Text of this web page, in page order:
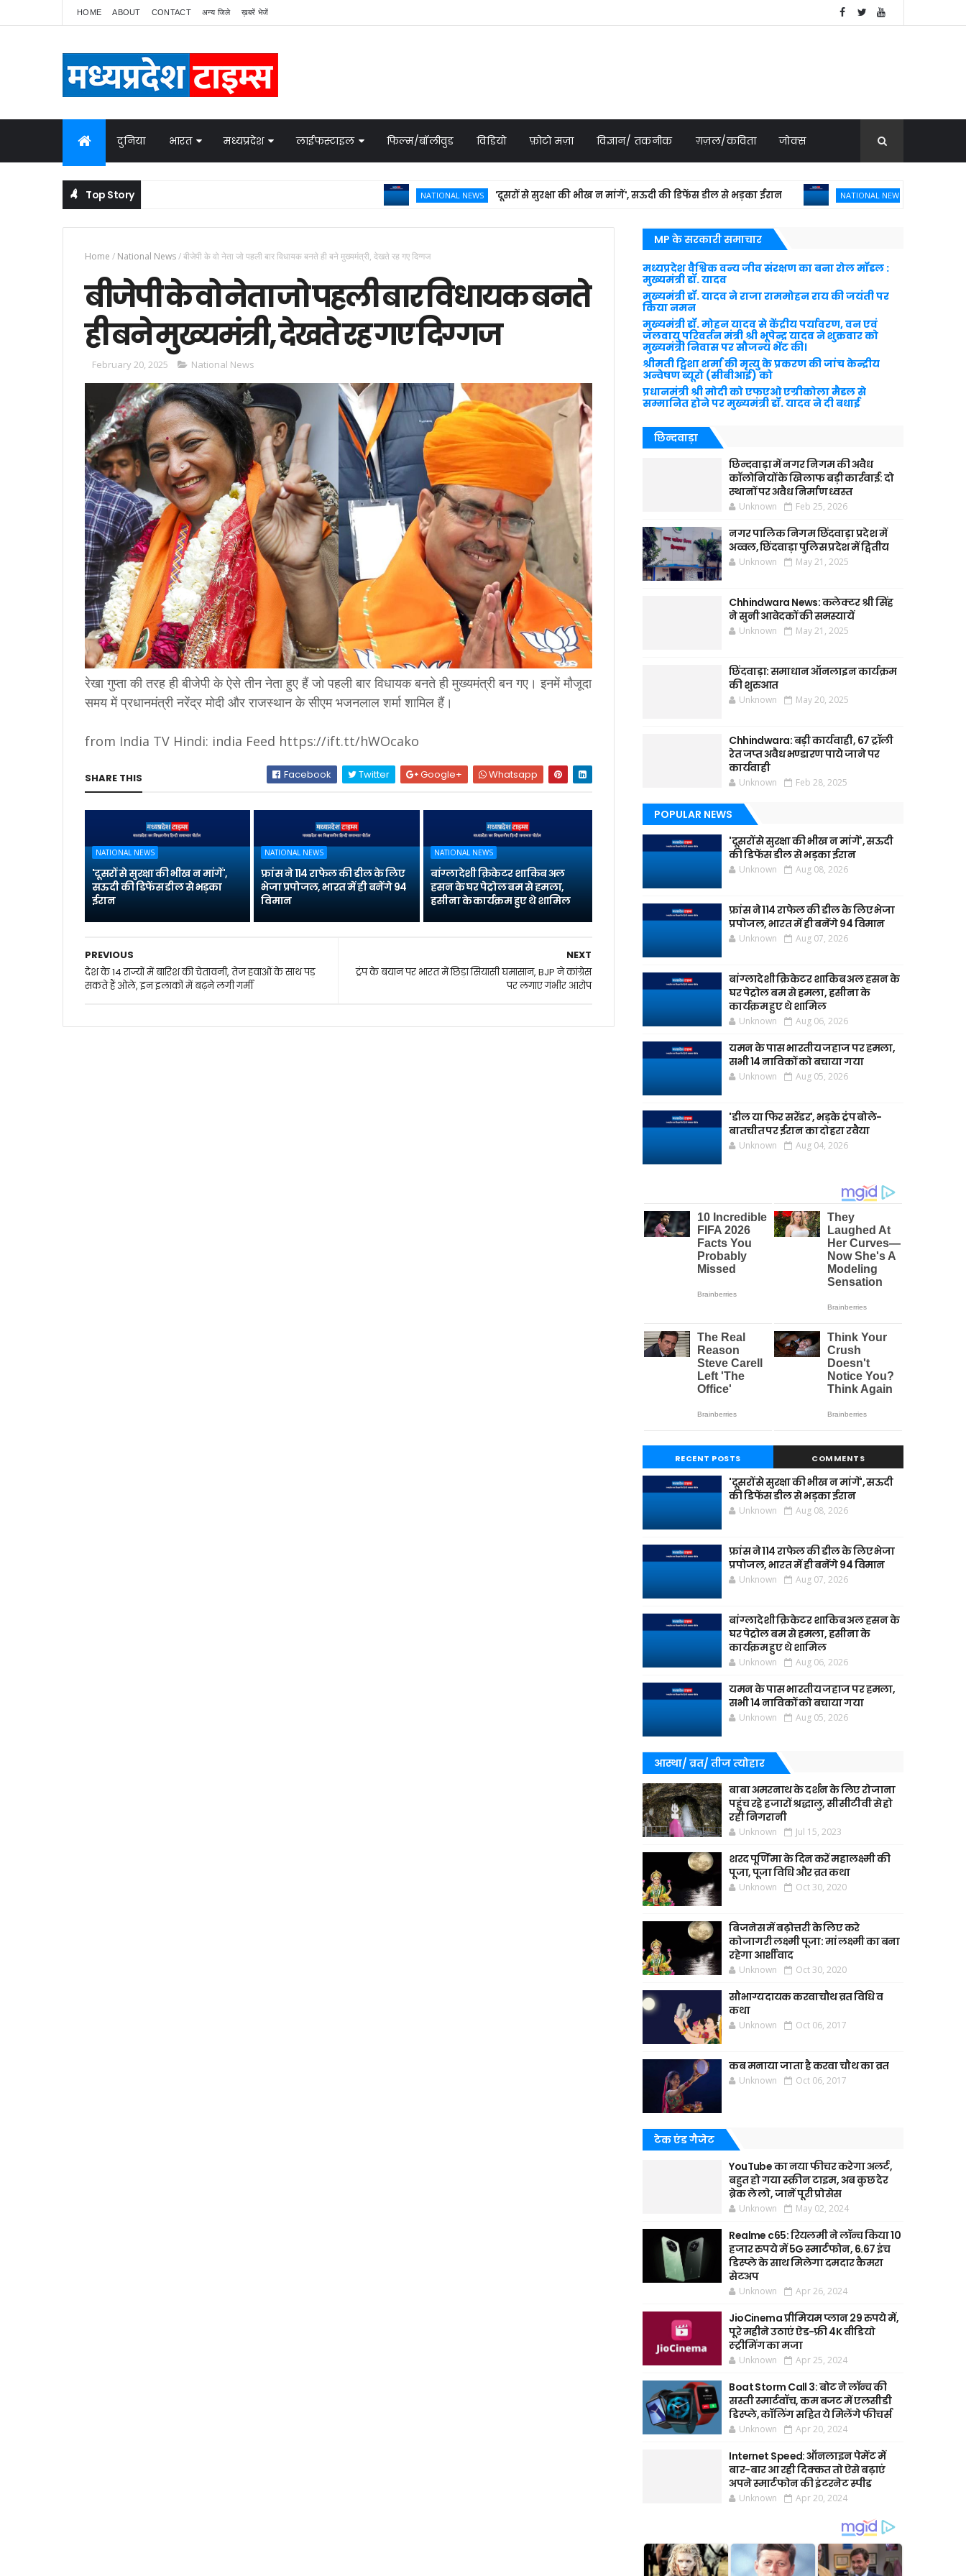
HOME ABOUT CONTACT अन्य जिले ख़बरें भेजें
दुनिया भारत मध्यप्रदेश लाईफस्टाइल फिल्म/बॉलीवुड विडियो फ़ोटो मज़ा विज्ञान/ तकनीक ग़ज़ल/कविता जोक्स
Top Story NATIONAL NEWS 'दूसरों से सुरक्षा की भीख न मांगें', सऊदी की डिफेंस डील से भड़का ईरान NATIONAL NEWS फ्रांस ने 114 राफेल
Home / National News/बीजेपी के वो नेता जो पहली बार विधायक बनते ही बने मुख्यमंत्री, देखते रह गए दिग्गज
बीजेपी के वो नेता जो पहली बार विधायक बनते
ही बने मुख्यमंत्री, देखते रह गए दिग्गज
February 20, 2025 National News
रेखा गुप्ता की तरह ही बीजेपी के ऐसे तीन नेता हुए हैं जो पहली बार विधायक बनते ही मुख्यमंत्री बन गए। इनमें मौजूदा
समय में प्रधानमंत्री नरेंद्र मोदी और राजस्थान के सीएम भजनलाल शर्मा शामिल हैं।
from India TV Hindi: india Feed https://ift.tt/hWOcako
SHARE THIS Facebook Twitter Google+ Whatsapp
NATIONAL NEWS
'दूसरों से सुरक्षा की भीख न मांगें',
सऊदी की डिफेंस डील से भड़का
ईरान
NATIONAL NEWS
फ्रांस ने 114 राफेल की डील के लिए
भेजा प्रपोजल, भारत में ही बनेंगे 94
विमान
NATIONAL NEWS
बांग्लादेशी क्रिकेटर शाकिब अल
हसन के घर पेट्रोल बम से हमला,
हसीना के कार्यक्रम हुए थे शामिल
NEXT
ट्रंप के बयान पर भारत में छिड़ा सियासी घमासान, BJP ने कांग्रेस
पर लगाए गंभीर आरोप
PREVIOUS
देश के 14 राज्यों में बारिश की चेतावनी, तेज हवाओं के साथ पड़
सकते हैं ओले, इन इलाकों में बढ़ने लगी गर्मी
MP के सरकारी समाचार
मध्यप्रदेश वैश्विक वन्य जीव संरक्षण का बना रोल मॉडल :
मुख्यमंत्री डॉ. यादव
मुख्यमंत्री डॉ. यादव ने राजा राममोहन राय की जयंती पर
किया नमन
मुख्यमंत्री डॉ. मोहन यादव से केंद्रीय पर्यावरण, वन एवं
जलवायु परिवर्तन मंत्री श्री भूपेन्द्र यादव ने शुक्रवार को
मुख्यमंत्री निवास पर सौजन्य भेंट की।
श्रीमती ट्विशा शर्मा की मृत्यु के प्रकरण की जांच केन्द्रीय
अन्वेषण ब्यूरो (सीबीआई) को
प्रधानमंत्री श्री मोदी को एफएओ एग्रीकोला मैडल से
सम्मानित होने पर मुख्यमंत्री डॉ. यादव ने दी बधाई
छिन्दवाड़ा
छिन्दवाड़ा में नगर निगम की अवैध
कॉलोनियों के खिलाफ बड़ी कार्रवाई: दो
स्थानों पर अवैध निर्माण ध्वस्त
Unknown Feb 25, 2026
नगर पालिक निगम छिंदवाड़ा प्रदेश में
अव्वल, छिंदवाड़ा पुलिस प्रदेश में द्वितीय
Unknown May 21, 2025
Chhindwara News: कलेक्टर श्री सिंह
ने सुनी आवेदकों की समस्यायें
Unknown May 21, 2025
छिंदवाड़ा: समाधान ऑनलाइन कार्यक्रम
की शुरुआत
Unknown May 20, 2025
Chhindwara: बड़ी कार्यवाही, 67 ट्रॉली
रेत जप्त अवैध भण्डारण पाये जाने पर
कार्यवाही
Unknown Feb 28, 2025
POPULAR NEWS
'दूसरों से सुरक्षा की भीख न मांगें', सऊदी
की डिफेंस डील से भड़का ईरान
Unknown Aug 08, 2026
फ्रांस ने 114 राफेल की डील के लिए भेजा
प्रपोजल, भारत में ही बनेंगे 94 विमान
Unknown Aug 07, 2026
बांग्लादेशी क्रिकेटर शाकिब अल हसन के
घर पेट्रोल बम से हमला, हसीना के
कार्यक्रम हुए थे शामिल
Unknown Aug 06, 2026
यमन के पास भारतीय जहाज पर हमला,
सभी 14 नाविकों को बचाया गया
Unknown Aug 05, 2026
'डील या फिर सरेंडर', भड़के ट्रंप बोले-
बातचीत पर ईरान का दोहरा रवैया
Unknown Aug 04, 2026
RECENT POSTS COMMENTS
'दूसरों से सुरक्षा की भीख न मांगें', सऊदी
की डिफेंस डील से भड़का ईरान
Unknown Aug 08, 2026
फ्रांस ने 114 राफेल की डील के लिए भेजा
प्रपोजल, भारत में ही बनेंगे 94 विमान
Unknown Aug 07, 2026
बांग्लादेशी क्रिकेटर शाकिब अल हसन के
घर पेट्रोल बम से हमला, हसीना के
कार्यक्रम हुए थे शामिल
Unknown Aug 06, 2026
यमन के पास भारतीय जहाज पर हमला,
सभी 14 नाविकों को बचाया गया
Unknown Aug 05, 2026
आस्था/ व्रत/ तीज त्‍योहार
बाबा अमरनाथ के दर्शन के लिए रोजाना
पहुंच रहे हजारों श्रद्धालु, सीसीटीवी से हो
रही निगरानी
Unknown Jul 15, 2023
शरद पूर्णिमा के दिन करें महालक्ष्मी की
पूजा, पूजा विधि और व्रत कथा
Unknown Oct 30, 2020
बिजनेस में बढ़ोत्तरी के लिए करे
कोजागरी लक्ष्मी पूजा: मां लक्ष्मी का बना
रहेगा आर्शीवाद
Unknown Oct 30, 2020
सौभाग्यदायक करवाचौथ व्रत विधि व
कथा
Unknown Oct 06, 2017
कब मनाया जाता है करवा चौथ का व्रत
Unknown Oct 06, 2017
टेक एंड गैजेट
YouTube का नया फीचर करेगा अलर्ट,
बहुत हो गया स्क्रीन टाइम, अब कुछ देर
ब्रेक ले लो, जानें पूरी प्रोसेस
Unknown May 02, 2024
Realme c65: रियलमी ने लॉन्च किया 10
हजार रुपये में 5G स्मार्टफोन, 6.67 इंच
डिस्प्ले के साथ मिलेगा दमदार कैमरा
सेटअप
Unknown Apr 26, 2024
JioCinema प्रीमियम प्लान 29 रुपये में,
पूरे महीने उठाएं ऐड-फ्री 4K वीडियो
स्ट्रीमिंग का मजा
Unknown Apr 25, 2024
Boat Storm Call 3: बोट ने लॉन्च की
सस्ती स्मार्टवॉच, कम बजट में एलसीडी
डिस्प्ले, कॉलिंग सहित ये मिलेंगे फीचर्स
Unknown Apr 20, 2024
Internet Speed: ऑनलाइन पेमेंट में
बार-बार आ रही दिक्कत तो ऐसे बढ़ाएं
अपने स्मार्टफोन की इंटरनेट स्पीड
Unknown Apr 20, 2024